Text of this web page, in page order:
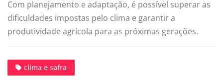
Com planejamento e adaptação, é possível superar as
dificuldades impostas pelo clima e garantir a
produtividade agrícola para as próximas gerações.
clima e safra